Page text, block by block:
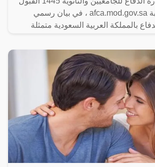
الموحد عبر بوابة afca.mod.gov.sa ، في بيان رسمي
بالمملكة العربية السعودية متمثلة